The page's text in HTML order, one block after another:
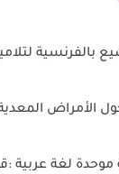
الأمراض المعدية